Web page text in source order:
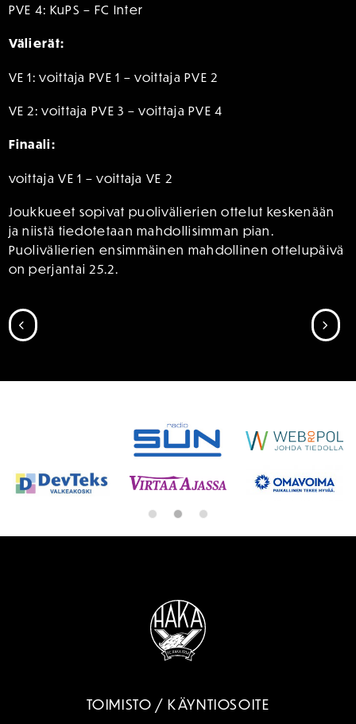
PVE 4: KuPS – FC Inter
Välierät:
VE 1: voittaja PVE 1 – voittaja PVE 2
VE 2: voittaja PVE 3 – voittaja PVE 4
Finaali:
voittaja VE 1 – voittaja VE 2
Joukkueet sopivat puolivälierien ottelut keskenään
ja niistä tiedotetaan mahdollisimman pian.
Puolivälierien ensimmäinen mahdollinen ottelupäivä
on perjantai 25.2.
SIIRRY EDELLISEEN
TOIMISTO / KÄYNTIOSOITE